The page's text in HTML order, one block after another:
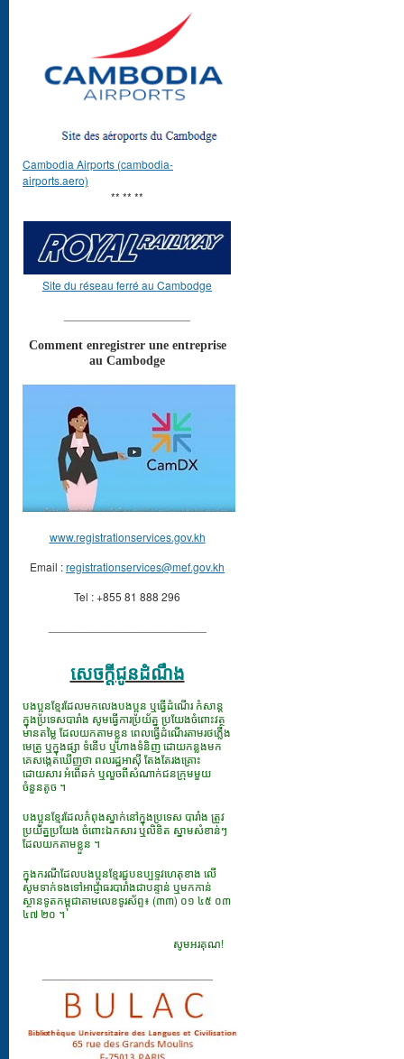
Cambodia Airports (cambodia-
airports.aero)
** ** **
Site du réseau ferré au Cambodge
Comment enregistrer une entreprise
au Cambodge
www.registrationservices.gov.kh
Email :registrationservices@mef.gov.kh
Tel : +855 81 888 296
សេចក្ដីជូនដំណឹង
បងប្អូនខ្មែរដែលមកលេងបងប្អូន ឬធ្វើដំណើរ កំសាន្ត
ក្នុងប្រទេសបារាំង សូមធ្វើការប្រយ័ត្ន ប្រយែងចំពោះវត្ថុ
មានតម្លៃ ដែលយកតាមខ្លួន ពេលធ្វើដំណើរតាមរថភ្លើង
មេត្រូ ឬក្នុងផ្សា ទំនើប ឬហាងទំនិញ ដោយកន្លងមក
គេសង្កេតឃើញថា ពលរដ្ឋអាស៊ី តែងតែរងគ្រោះ
ដោយសារ អំពើឆក់ ឬលួចពីសំណាក់ជនក្រុមមួយ
ចំនួនតូច ។
បងប្អូនខ្មែរដែលកំពុងស្នាក់នៅក្នុងប្រទេស បារាំង ត្រូវ
ប្រយ័ត្នប្រយែង ចំពោះឯកសារ​ ឬលិខិត ស្នាមសំខាន់ៗ
ដែលយកតាមខ្លួន ។
ក្នុងករណីដែលបងប្អូនខ្មែរជួបឧប្បទ្ទវហេតុខាង លើ
សូមទាក់ទងទៅអាជ្ញាធរបារាំងជាបន្ទាន់ ឬមកកាន់
ស្ថានទូតកម្ពុជាតាមលេខទូរស័ព្ទ៖ (៣៣) ០១ ៤៥ ០៣
៤៧ ២០ ។
សូមអរគុណ!